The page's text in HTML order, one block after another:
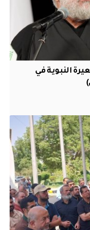
النبوية في